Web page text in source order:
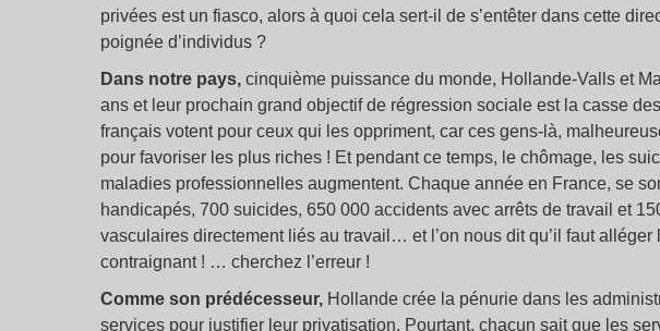
privées est un fiasco, alors à quoi cela sert-il de s’entêter dans cette
poignée d’individus ?
Dans notre pays, cinquième puissance du monde, Hollande-Valls et
ans et leur prochain grand objectif de régression sociale est la casse
français votent pour ceux qui les oppriment, car ces gens-là,
pour favoriser les plus riches ! Et pendant ce temps, le chômage, les
maladies professionnelles augmentent. Chaque année en France, se
handicapés, 700 suicides, 650 000 accidents avec arrêts de travail et
vasculaires directement liés au travail… et l’on nous dit qu’il faut
contraignant ! … cherchez l’erreur !
Comme son prédécesseur, Hollande crée la pénurie dans les
services pour justifier leur privatisation. Pourtant, chacun sait que les